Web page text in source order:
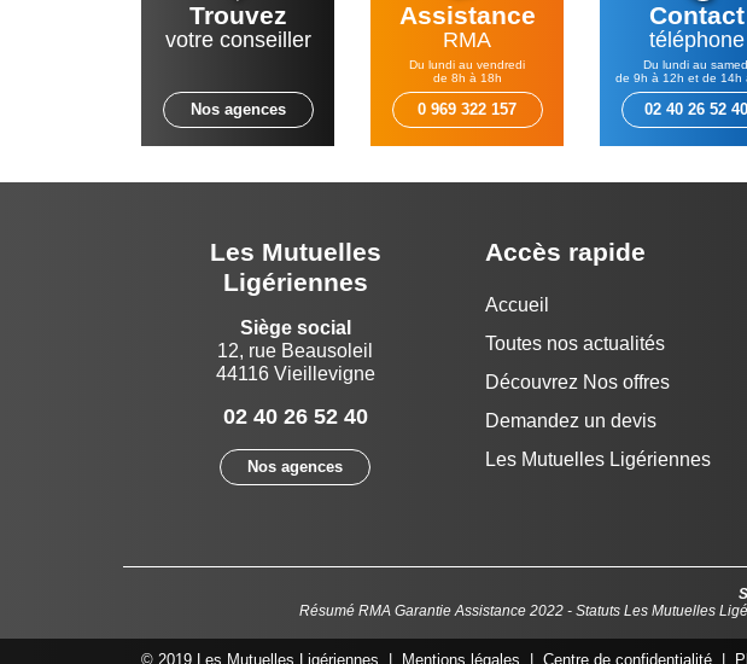
Trouvez
votre conseiller
Nos agences
Assistance
RMA
Du lundi au vendredi
de 8h à 18h
0 969 322 157
Contact
téléphone
Du lundi au
de 9h à 12h et de 14h
02 40 26 52 40
Les Mutuelles
Ligériennes
Siège social
12, rue Beausoleil
44116 Vieillevigne
02 40 26 52 40
Nos agences
Accès rapide
Accueil
Toutes nos actualités
Découvrez Nos offres
Demandez un devis
Les Mutuelles Ligériennes
Résumé RMA Garantie Assistance 2022- Statuts Les Mutuelles
© 2019 Les Mutuelles Ligériennes | Mentions légales Centre de confidentialité